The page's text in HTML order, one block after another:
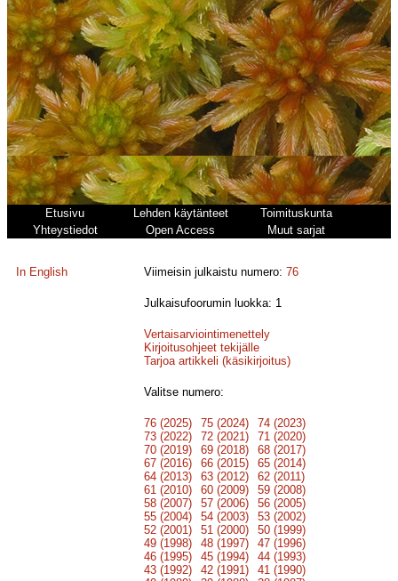
Etusivu Lehden käytänteet
Toimituskunta
Yhteystiedot
Open Access Muut sarjat
In English Viimeisin julkaistu numero:76
Julkaisufoorumin luokka: 1
Vertaisarviointimenettely
Kirjoitusohjeet tekijälle
Tarjoa artikkeli (käsikirjoitus)
Valitse numero:
76 (2025) 75 (2024)
74 (2023)
73 (2022)
72 (2021)
71 (2020)
70 (2019)
69 (2018)
68 (2017)
67 (2016)
66 (2015)
65 (2014)
64 (2013)
63 (2012)
62 (2011)
61 (2010)
60 (2009)
59 (2008)
58 (2007)
57 (2006)
56 (2005)
55 (2004)
54 (2003)
53 (2002)
52 (2001)
51 (2000)
50 (1999)
49 (1998)
48 (1997)
47 (1996)
46 (1995)
45 (1994)
44 (1993)
43 (1992)
42 (1991)
41 (1990)